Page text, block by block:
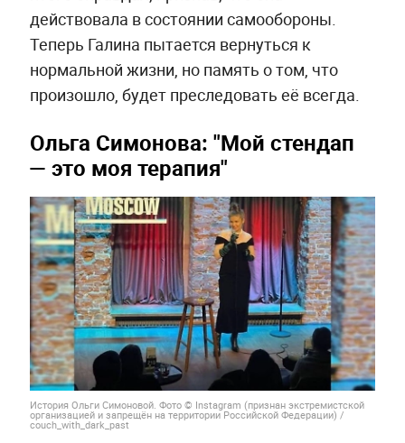
действовала в состоянии самообороны.
Теперь Галина пытается вернуться к
нормальной жизни, но память о том, что
произошло, будет преследовать её всегда.
Ольга Симонова: "Мой стендап
— это моя терапия"
История Ольги Симоновой. Фото © Instagram (признан экстремистской
организацией и запрещён на территории Российской Федерации) /
couch_with_dark_past